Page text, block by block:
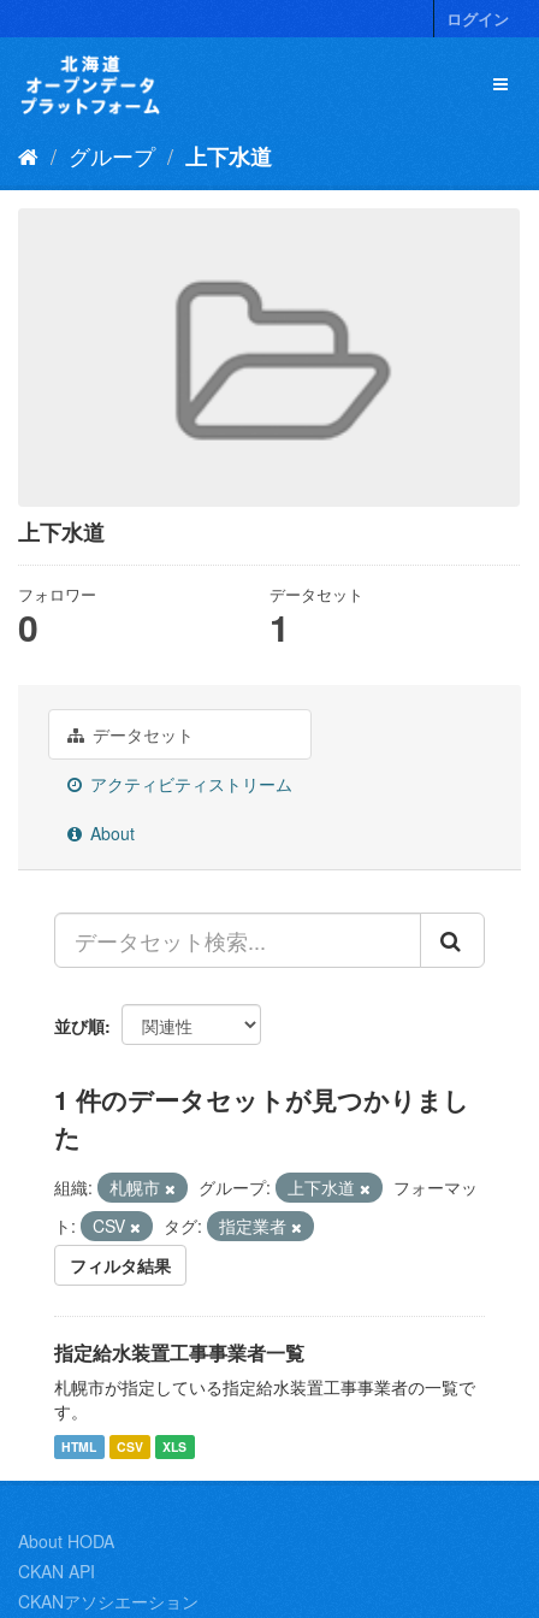
キ
ログイン
グループ 上下水道
上下水道
フォロワー
0
データセット
1
データセット
アクティビティストリーム
About
並び順
1 件のデータセットが見つかりまし
た
組織: 札幌市 グループ: 上下水道
フォーマッ
ト:
CSV タグ:
指定業者
フィルタ結果
指定給水装置工事事業者一覧
札幌市が指定している指定給水装置工事事業者の一覧で
す。
HTML CSV XLS
About HODA
CKAN API
CKANアソシエーション